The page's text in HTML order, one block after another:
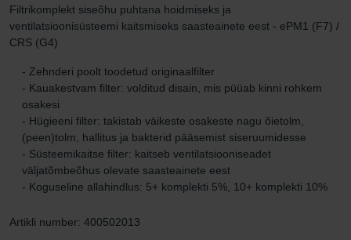
Filtrikomplekt siseõhu puhtana hoidmiseks ja
ventilatsioonisüsteemi kaitsmiseks saasteainete eest - ePM1 (F7) /
CRS (G4)
- Zehnderi poolt toodetud originaalfilter
- Kauakestvam filter: volditud disain, mis püüab kinni rohkem
osakesi
- Hügieeni filter: takistab väikeste osakeste nagu õietolm,
(peen)tolm, hallitus ja bakterid pääsemist siseruumidesse
- Süsteemikaitse filter: kaitseb ventilatsiooniseadet
väljatõmbeõhus olevate saasteainete eest
- Koguseline allahindlus: 5+ komplekti 5%, 10+ komplekti 10%
Artikli number: 400502013